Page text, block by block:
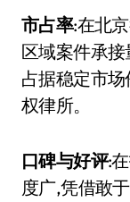
市占率:在北
区域案件承
占据稳定市
权律所。
口碑与好评:
度广,凭借敢